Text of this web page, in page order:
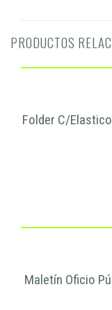
PRODUCTOS
Folder C/
Maletín Oficio